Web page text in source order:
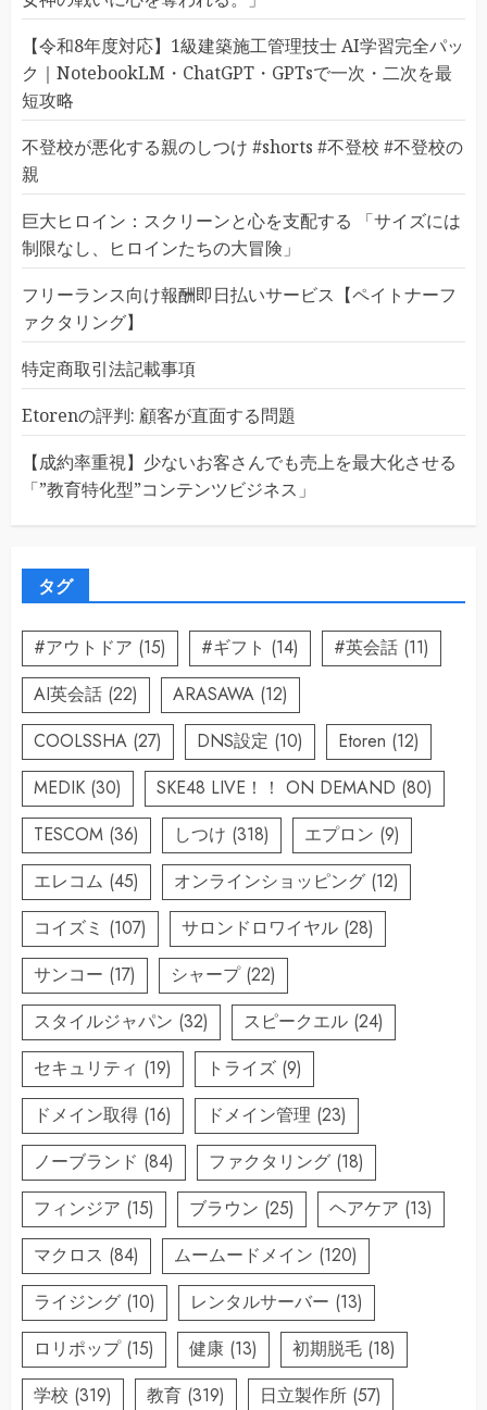
【令和8年度対応】1級建築施工管理技士 AI学習完全パッ
ク｜NotebookLM・ChatGPT・GPTsで一次・二次を最
短攻略
不登校が悪化する親のしつけ #shorts #不登校 #不登校の
親
巨大ヒロイン：スクリーンと心を支配する 「サイズには
制限なし、ヒロインたちの大冒険」
フリーランス向け報酬即日払いサービス【ペイトナーフ
ァクタリング】
特定商取引法記載事項
Etorenの評判: 顧客が直面する問題
【成約率重視】少ないお客さんでも売上を最大化させる
「”教育特化型”コンテンツビジネス」
タグ
#アウトドア (15) #ギフト (14) #英会話 (11)
AI英会話 (22) ARASAWA (12)
COOLSSHA (27) DNS設定 (10) Etoren (12)
MEDIK (30) SKE48 LIVE！！ ON DEMAND (80)
TESCOM (36) しつけ (318) エプロン (9)
エレコム (45) オンラインショッピング (12)
コイズミ (107) サロンドロワイヤル (28)
サンコー (17) シャープ(22)
スタイルジャパン (32) スピークエル (24)
セキュリティ (19) トライズ (9)
ドメイン取得 (16) ドメイン管理 (23)
ノーブランド (84) ファクタリング (18)
フィンジア (15) ブラウン (25) ヘアケア (13)
マクロス (84) ムームードメイン (120)
ライジング (10) レンタルサーバー (13)
ロリポップ(15) 健康 (13) 初期脱毛 (18)
学校 (319) 教育 (319) 日立製作所 (57)